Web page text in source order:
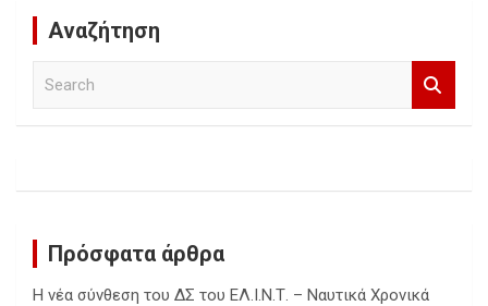
Αναζήτηση
h
Πρόσφατα άρθρα
Η νέα σύνθεση του ΔΣ του ΕΛ.Ι.Ν.Τ. – Ναυτικά Χρονικά